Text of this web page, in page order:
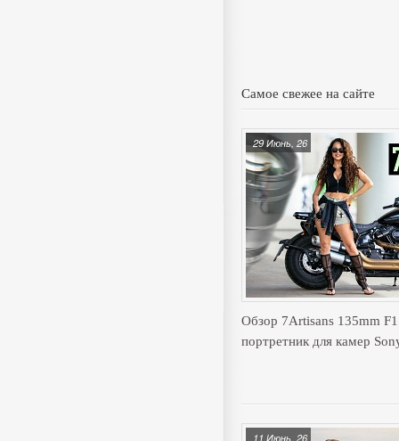
Самое свежее на сайте
Обзор 7Artisans 135mm
портретник для камер
29 Июнь, 26
11 Июнь, 26